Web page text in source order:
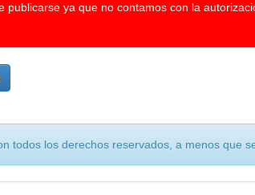
ya que no contamos con la
todos los derechos reservados, a menos que